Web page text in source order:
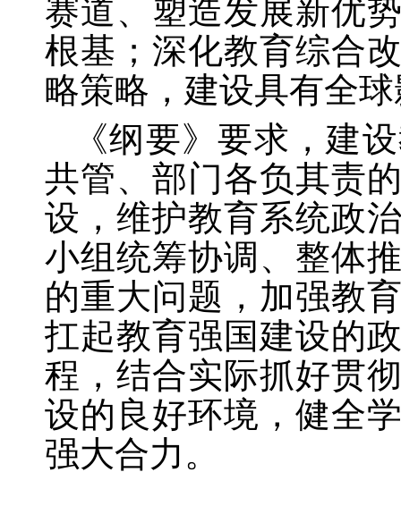
赛道、塑造发展新优
根基；深化教育综合
略策略，建设具有全
《纲要》要求，建
共管、部门各负其责
设，维护教育系统政
小组统筹协调、整体
的重大问题，加强教
扛起教育强国建设的
程，结合实际抓好贯
设的良好环境，健全
强大合力。